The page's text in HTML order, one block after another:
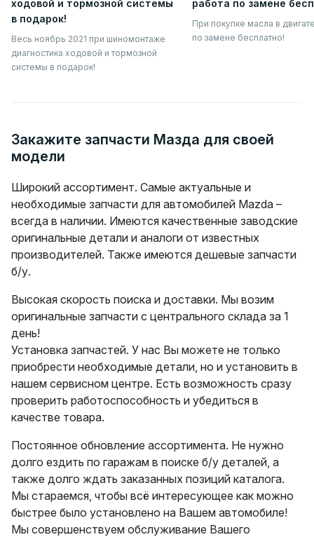
шиномонтаж
ходовой и тормозной системы
в подарок!
Весь ноябрь 2021 при шиномонтаже
диагностика ходовой и тормозной
системы в подарок!
масло
работа по замене
При покупке масла в
по замене бесплатно!
Закажите запчасти Мазда для своей
модели
Широкий ассортимент. Самые актуальные и
необходимые запчасти для автомобилей Mazda –
всегда в наличии. Имеются качественные заводские
оригинальные детали и аналоги от известных
производителей. Также имеются дешевые запчасти
б/у.
Высокая скорость поиска и доставки. Мы возим
оригинальные запчасти с центрального склада за 1
день!
Установка запчастей. У нас Вы можете не только
приобрести необходимые детали, но и установить в
нашем сервисном центре. Есть возможность сразу
проверить работоспособность и убедиться в
качестве товара.
Постоянное обновление ассортимента. Не нужно
долго ездить по гаражам в поиске б/у деталей, а
также долго ждать заказанных позиций каталога.
Мы стараемся, чтобы всё интересующее как можно
быстрее было установлено на Вашем автомобиле!
Мы совершенствуем обслуживание Вашего